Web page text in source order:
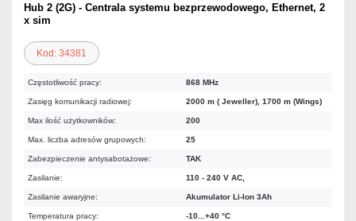
Hub 2 (2G) - Centrala systemu bezprzewodowego, Ethernet, 2
x sim
Kod: 34381
Częstotliwość pracy: 868 MHz
Zasięg komunikacji radiowej: 2000 m ( Jeweller), 1700 m (Wings)
Max ilość użytkowników: 200
Max. liczba adresów grupowych: 25
Zabezpieczenie antysabotażowe: TAK
Zasilanie: 110 - 240 V AC,
Zasilanie awaryjne: Akumulator Li-Ion 3Ah
Temperatura pracy: -10...+40 °C